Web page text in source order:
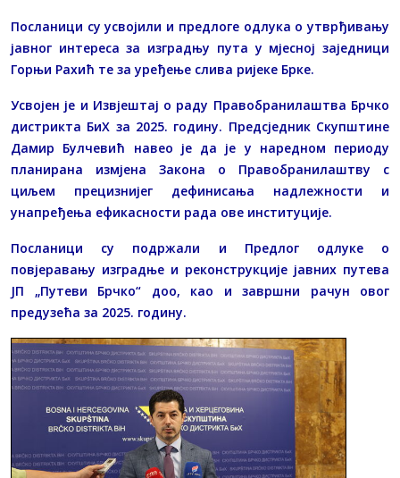
Посланици су усвојили и предлоге одлука о утврђивању
јавног интереса за изградњу пута у мјесној заједници
Горњи Рахић те за уређење слива ријеке Брке.
Усвојен је и Извјештај о раду Правобранилаштва Брчко
дистрикта БиХ за 2025. годину. Предсједник Скупштине
Дамир Булчевић навео је да је у наредном периоду
планирана измјена Закона о Правобранилаштву с
циљем прецизнијег дефинисања надлежности и
унапређења ефикасности рада ове институције.
Посланици су подржали и Предлог одлуке о
повјеравању изградње и реконструкције јавних путева
ЈП „Путеви Брчко“ доо, као и завршни рачун овог
предузећа за 2025. годину.